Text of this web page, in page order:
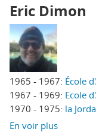
Eric Dimon
1965 - 1967: École
1967 - 1969: Ecole
1970 - 1975: la
En voir plus